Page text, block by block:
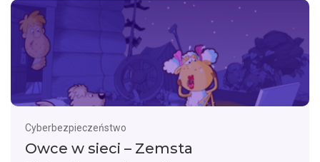
Cyberbezpieczeństwo
Owce w sieci – Zemsta